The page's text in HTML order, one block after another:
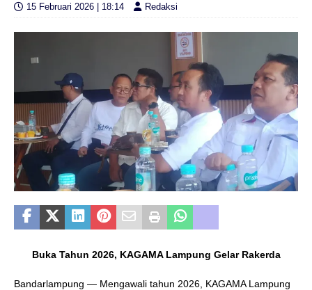
15 Februari 2026 | 18:14 Redaksi
Buka Tahun 2026, KAGAMA Lampung Gelar Rakerda
Bandarlampung — Mengawali tahun 2026, KAGAMA Lampung